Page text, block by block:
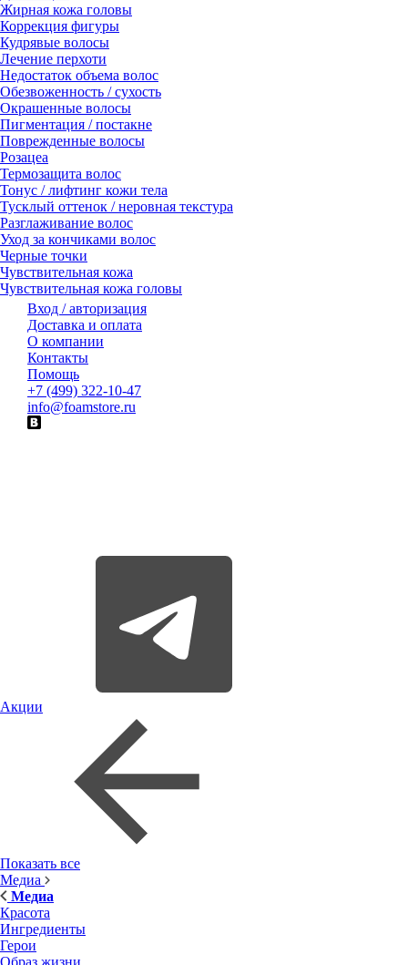
Жирная кожа головы
Коррекция фигуры
Кудрявые волосы
Лечение перхоти
Недостаток объема волос
Обезвоженность / сухость
Окрашенные волосы
Пигментация / постакне
Поврежденные волосы
Розацеа
Термозащита волос
Тонус / лифтинг кожи тела
Тусклый оттенок / неровная текстура
Разглаживание волос
Уход за кончиками волос
Черные точки
Чувствительная кожа
Чувствительная кожа головы
Вход / авторизация
Доставка и оплата
О компании
Контакты
Помощь
+7 (499) 322-10-47
info@foamstore.ru
Акции
Показать все
Медиа
Медиа
Красота
Ингредиенты
Герои
Образ жизни